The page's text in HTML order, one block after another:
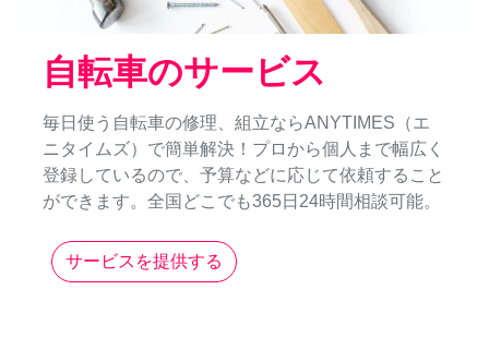
自転車のサービス
毎日使う自転車の修理、組立ならANYTIMES（エ
ニタイムズ）で簡単解決！プロから個人まで幅広く
登録しているので、予算などに応じて依頼すること
ができます。全国どこでも365日24時間相談可能。
サービスを提供する